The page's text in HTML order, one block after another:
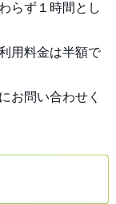
らず１時間とし
用料金は半額で
お問い合わせく